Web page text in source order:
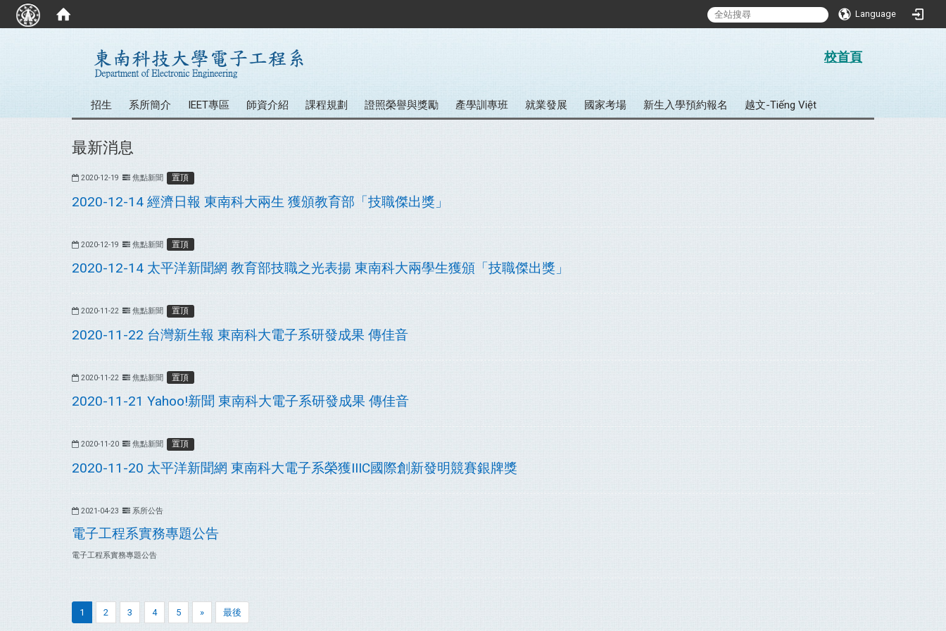
Language
校首頁
招生 系所簡介 IEET專區 師資介紹 課程規劃 證照榮譽與獎勵 產學訓專班 就業發展 國家考場 新生入學預約報名 越文-Tiếng Việt
最新消息
2020-12-19 焦點新聞 置頂
2020-12-14 經濟日報 東南科大兩生 獲頒教育部「技職傑出獎」
2020-12-19 焦點新聞 置頂
2020-12-14 太平洋新聞網 教育部技職之光表揚 東南科大兩學生獲頒「技職傑出獎」
2020-11-22 焦點新聞 置頂
2020-11-22 台灣新生報 東南科大電子系研發成果 傳佳音
2020-11-22 焦點新聞 置頂
2020-11-21 Yahoo!新聞 東南科大電子系研發成果 傳佳音
2020-11-20 焦點新聞 置頂
2020-11-20 太平洋新聞網 東南科大電子系榮獲IIIC國際創新發明競賽銀牌獎
2021-04-23 系所公告
電子工程系實務專題公告
電子工程系實務專題公告
1 2 3 4 5 » 最後